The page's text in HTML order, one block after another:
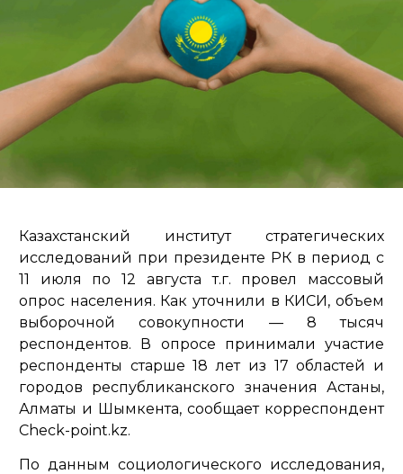
Казахстанский институт стратегических
исследований при президенте РК в период с
11 июля по 12 августа т.г. провел массовый
опрос населения. Как уточнили в КИСИ, объем
выборочной совокупности — 8 тысяч
респондентов. В опросе принимали участие
респонденты старше 18 лет из 17 областей и
городов республиканского значения Астаны,
Алматы и Шымкента, сообщает корреспондент
Check-point.kz.
По данным социологического исследования,